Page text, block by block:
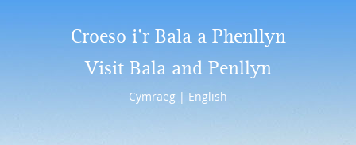
Croeso i’r Bala a Phenllyn
Visit Bala and Penllyn
Cymraeg | English